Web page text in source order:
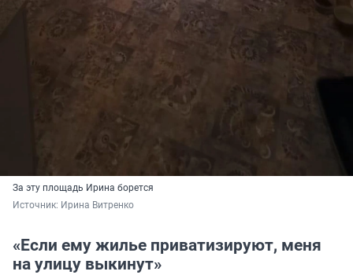
За эту площадь Ирина борется
Источник: Ирина Витренко
«Если ему жилье приватизируют, меня
на улицу выкинут»